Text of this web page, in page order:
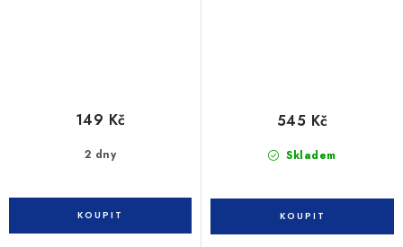
2 dny
149 Kč
Skladem
545 Kč